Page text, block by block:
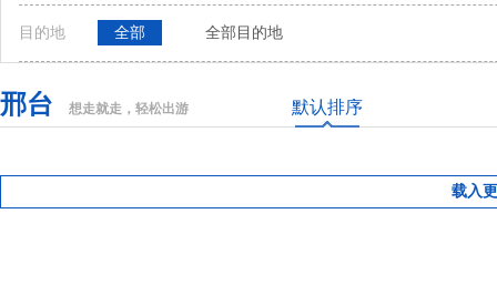
目的地 全部 全部目的地
邢台 想走就走，轻松出游 默认排序
载入